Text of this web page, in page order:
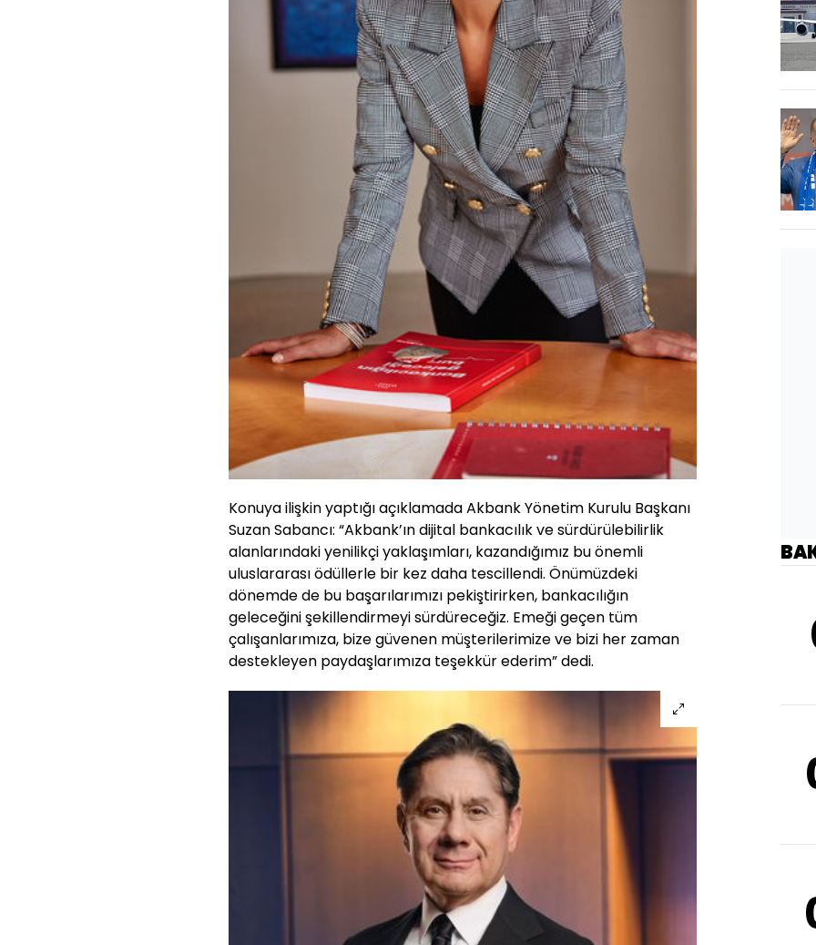
Konuya ilişkin yaptığı açıklamada Akbank Yönetim Kurulu Başkanı
Suzan Sabancı: “Akbank’ın dijital bankacılık ve sürdürülebilirlik
alanlarındaki yenilikçi yaklaşımları, kazandığımız bu önemli
uluslararası ödüllerle bir kez daha tescillendi. Önümüzdeki
dönemde de bu başarılarımızı pekiştirirken, bankacılığın
geleceğini şekillendirmeyi sürdüreceğiz. Emeği geçen tüm
çalışanlarımıza, bize güvenen müşterilerimize ve bizi her zaman
destekleyen paydaşlarımıza teşekkür ederim” dedi.